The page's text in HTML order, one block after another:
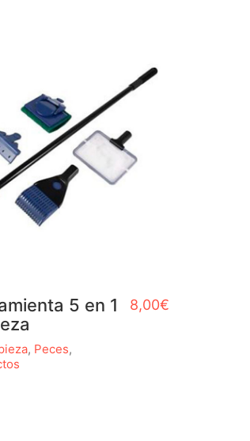
era: 12,00€.
actual es: 9,00€.
5 en 1
, Peces,
8,00€